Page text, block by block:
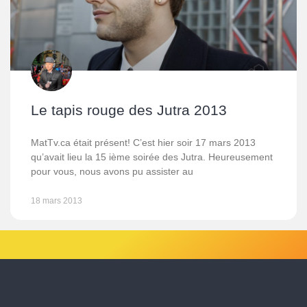
Le tapis rouge des Jutra 2013
MatTv.ca était présent! C’est hier soir 17 mars 2013
qu’avait lieu la 15 ième soirée des Jutra. Heureusement
pour vous, nous avons pu assister au
18 mars 2013